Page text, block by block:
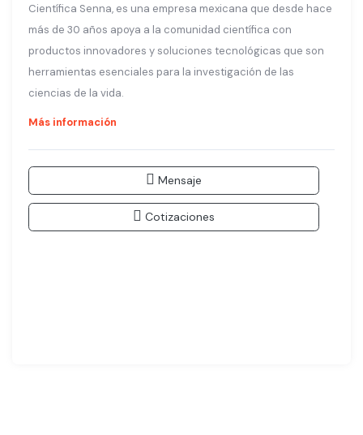
Científica Senna, es una empresa mexicana que desde hace
más de 30 años apoya a la comunidad científica con
productos innovadores y soluciones tecnológicas que son
herramientas esenciales para la investigación de las
ciencias de la vida.
Más información
Mensaje
Cotizaciones